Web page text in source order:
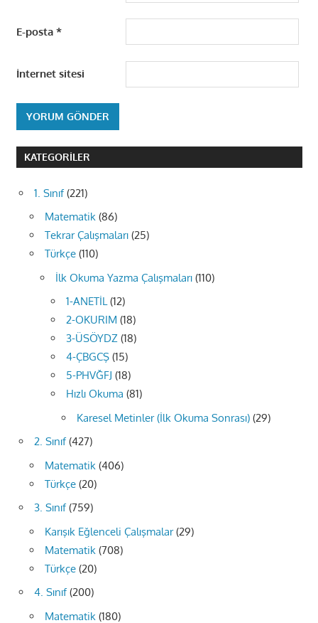
E-posta *
İnternet sitesi
KATEGORILER
1. Sınıf(221)
Matematik (86)
Tekrar Çalışmaları (25)
Türkçe (110)
İlk Okuma Yazma Çalışmaları (110)
1-ANETİL(12)
2-OKURIM (18)
3-ÜSÖYDZ (18)
4-ÇBGCŞ (15)
5-PHVĞFJ (18)
Hızlı Okuma (81)
Karesel Metinler (İlk Okuma Sonrası) (29)
2. Sınıf(427)
Matematik (406)
Türkçe (20)
3. Sınıf(759)
Karışık Eğlenceli Çalışmalar(29)
Matematik (708)
Türkçe (20)
4. Sınıf(200)
Matematik (180)